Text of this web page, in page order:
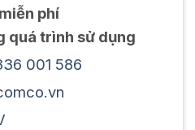
phí
quá trình sử dụng
001 586